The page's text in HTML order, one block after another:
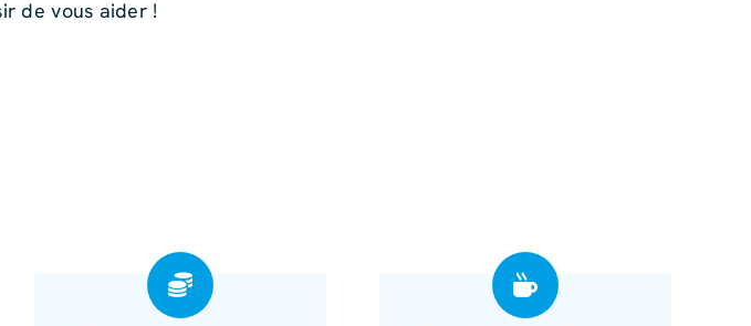
de vous aider !